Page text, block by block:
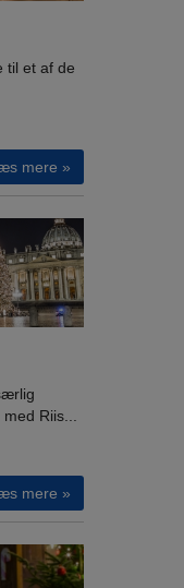
til et af de
mere »
Riis...
mere »